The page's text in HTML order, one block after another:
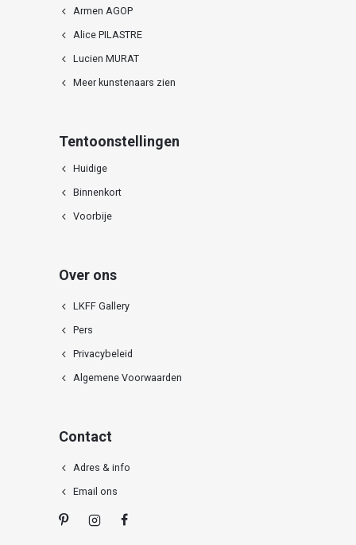
Armen AGOP
Alice PILASTRE
Lucien MURAT
Meer kunstenaars zien
Tentoonstellingen
Huidige
Binnenkort
Voorbije
Over ons
LKFF Gallery
Pers
Privacybeleid
Algemene Voorwaarden
Contact
Adres & info
Email ons